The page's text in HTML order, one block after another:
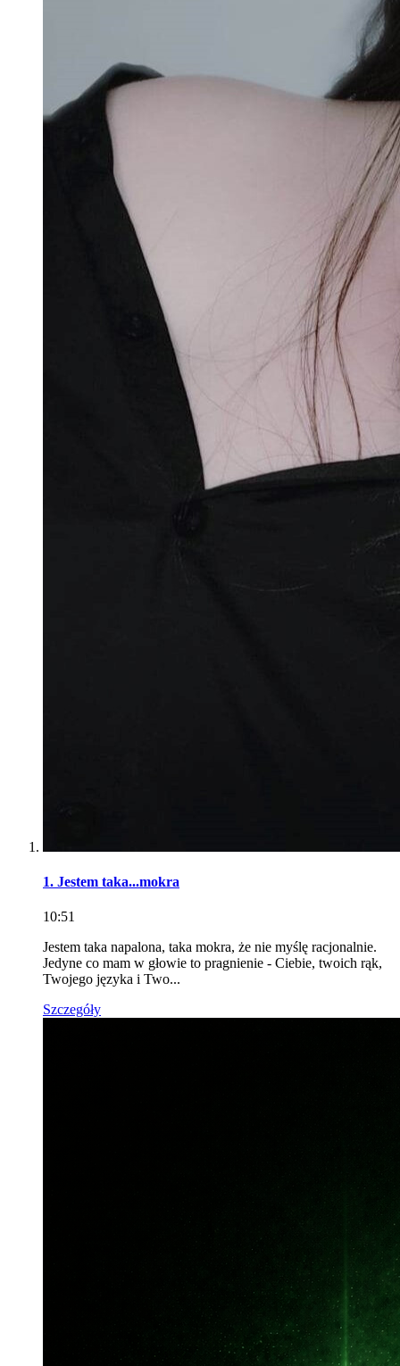
1. Jestem taka...mokra
10:51
Jestem taka napalona, taka mokra, że nie myślę racjonalnie.
Jedyne co mam w głowie to pragnienie - Ciebie, twoich rąk,
Twojego języka i Two...
Szczegóły